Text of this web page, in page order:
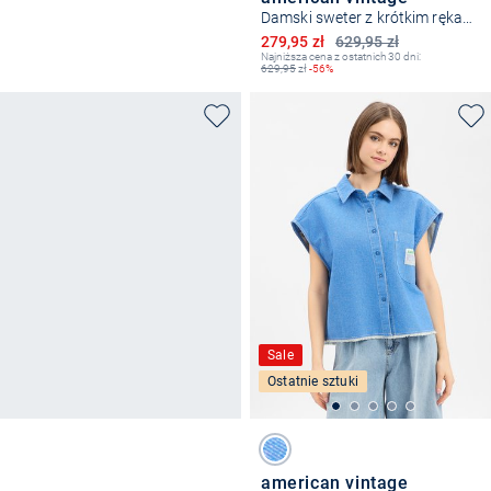
629,95 zł
Obniżona cena
279,95 zł
Najniższa cena z ostatnich 30 dni:
629,95zł-56%
Sale
Ostatnie sztuki
american vintage